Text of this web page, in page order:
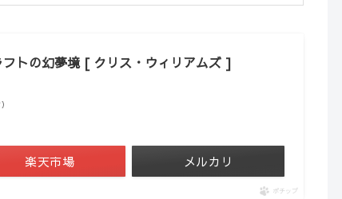
トの幻夢境 [ クリス・ウィリアムズ ]
楽天市場 メルカリ
ポチップ